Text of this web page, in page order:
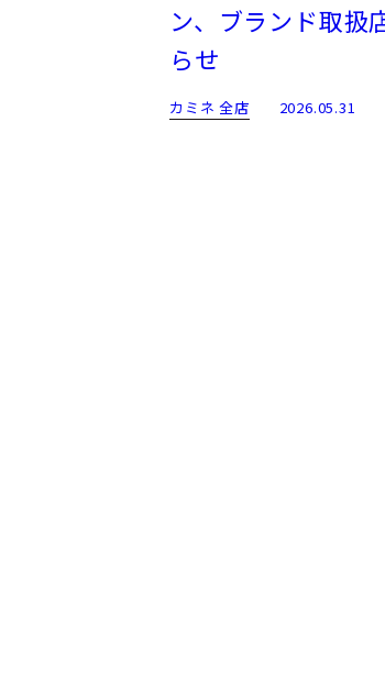
ン、ブランド取扱
らせ
カミネ 全店 2026.05.31